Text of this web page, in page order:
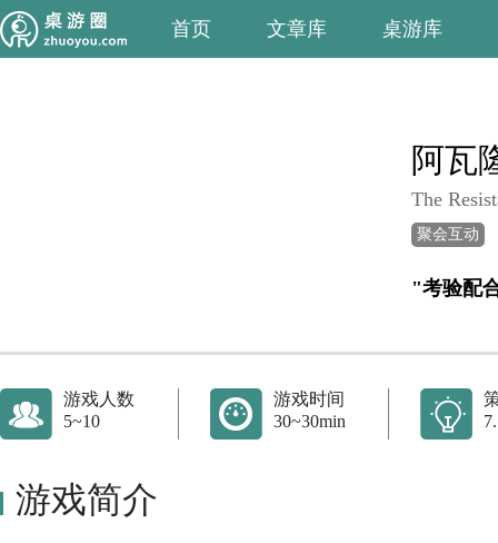
首页 文章库 桌游库
阿瓦
The
聚会互动
"考验配
游戏人数
5~10
游戏时间
30~30min
游戏简介